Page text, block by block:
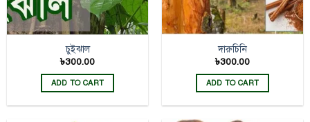
চুইঝাল
৳300.00
ADD TO CART
দারুচিনি
৳300.00
ADD TO CART